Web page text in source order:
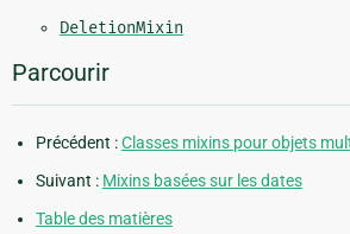
DeletionMixin
Parcourir
Précédent :Classes mixins pour objets
Suivant : Mixins basées sur les dates
Table des matières